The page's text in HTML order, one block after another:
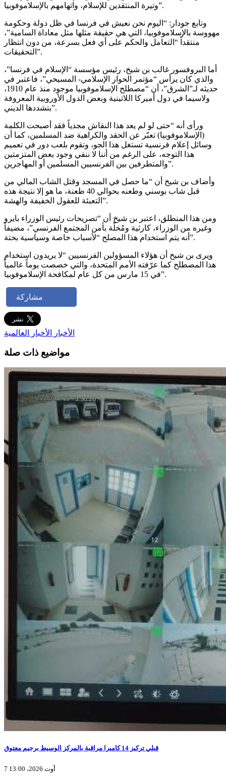
وتيرة المنتقدين للإسلام، واتهامهم بالإسلاموفوبيا”.
وتابع جودار: “اليوم نحن نعيش في فرنسا في ظل دولة وحكومة
مهووسة بالإسلاموفوبيا، التي هي حقيقة مثلها مثل معاداة السامية”،
منتقداً “التعامل والحكم على أي فعل بسرعة، من دون انتظار
التحقيقات”.
أما البروفسور غالب بن شيخ، رئيس مؤسسة “الإسلام في فرنسا”،
والذي كان يرأس “مؤتمر الحوار الإسلامي- المسيحي”، فاعتبر في
حديثه لـ”الشرق”، أن “مصطلح الإسلاموفوبيا موجود منذ عام 1910،
ولاسيما في دول أميركا اللاتينية وبعض الدول الأوروبية المعروفة
بتشددها الديني”.
ورأى أنه “حتى لو لم يعد هذا النقاش مجدياً فقد أصبحت الكلمة
(الإسلاموفوبيا) تعبّر عن الحقد والكراهية ضد المسلمين، كما أن
وسائل إعلام فرنسية تستغل هذا الجو، وتقوم بلعب دور في تعميم
هذا التوجه، على الرغم من أننا لا ننفي وجود بعض المتزمتين
والمتطرفين بين الفرنسيين المسلمين أو المهاجرين”.
وأضاف بن شيخ أن “ما حصل في المسجد وقتل الشاب المالي من
قبل شاب بوسني وطعنه بحوالي 40 طعنة، ما هو إلا نتيجة هذه
التعبئة للعقول الخفيفة والهشة”.
ومن هذا المنطلق، اعتبر بن شيخ أن “تصريحات رئيس الوزراء بايرو
وغيره من الوزراء، كارثية ومُخلّة بأمن المجتمع الفرنسي”، مضيفاً
أنه يتم استخدام هذا المصلح “لأسباب خاصة وسياسية بحتة”.
ويرى بن شيخ أن هؤلاء المسؤولين الفرنسيين “لا يريدون استخدام
هذا المصطلح كما عرّفته الأمم المتحدة، والتي خصصت يوماً عالمياً
في 15 مارس من كل عام لمكافحة الإسلاموفوبيا”.
مشاركة
الأخبار الأخبار العالمية
مواضيع ذات صلة
قبلي تركيز 14 كاميرا مراقبة بالمركز الوسيط برجيم معتوق
7 أوت 2026، 13:00